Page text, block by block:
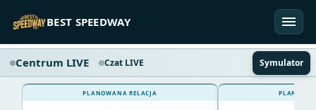
BEST SPEEDWAY
Centrum LIVE Czat LIVE Symulator
PLANOWANA RELACJA